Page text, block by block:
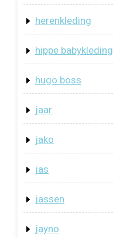
herenkleding
hippe babykleding
hugo boss
jaar
jako
jas
jassen
jayno